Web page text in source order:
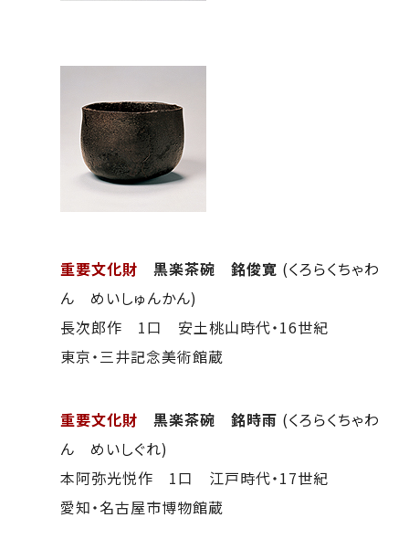
重要文化財 黒楽茶碗 銘俊寛 (くろらくちゃわ
ん めいしゅんかん)
長次郎作 1口 安土桃山時代・16世紀
東京・三井記念美術館蔵
重要文化財 黒楽茶碗 銘時雨 (くろらくちゃわ
ん めいしぐれ)
本阿弥光悦作 1口 江戸時代・17世紀
愛知・名古屋市博物館蔵